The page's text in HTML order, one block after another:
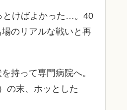
とけばよかった…。40
のリアルな戦いと再
持って専門病院へ。
の末、ホッとした